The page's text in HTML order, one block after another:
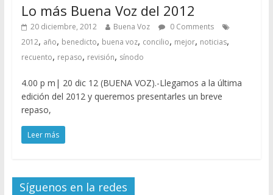
Lo más Buena Voz del 2012
20 diciembre, 2012 Buena Voz
0 Comments
2012, año, benedicto, buena voz, concilio, mejor, noticias,
recuento, repaso, revisión, sínodo
4.00 p m| 20 dic 12 (BUENA VOZ).-Llegamos a la última
edición del 2012 y queremos presentarles un breve
repaso,
Leer más
Síguenos en la redes